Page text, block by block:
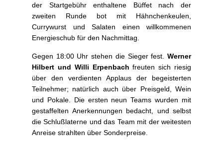
der Startgebühr enthaltene Büffet nach der
zweiten Runde bot mit Hähnchenkeulen,
Currywurst und Salaten einen willkommenen
Energieschub für den Nachmittag.
Gegen 18:00 Uhr stehen die Sieger fest. Werner
Hilbert und Willi Erpenbach freuten sich riesig
über den verdienten Applaus der begeisterten
Teilnehmer; natürlich auch über Preisgeld, Wein
und Pokale. Die ersten neun Teams wurden mit
gestaffelten Anerkennungen bedacht, und selbst
die Schlußlaterne und das Team mit der weitesten
Anreise strahlten über Sonderpreise.